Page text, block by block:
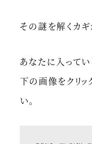
その謎を解くカギ
あなたに入って
下の画像をクリッ
い。